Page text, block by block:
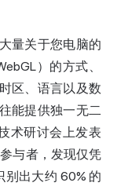
量关于您电脑的
）的方式、
区、语言以及数
能提供独一无二
术研讨会上发表
与者，发现仅凭
别出大约 60% 的